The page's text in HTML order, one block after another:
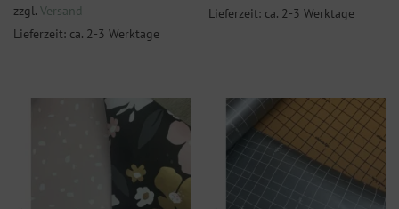
zzgl. Versand
Lieferzeit: ca. 2-3 Werktage
Lieferzeit: ca. 2-3 Werktage